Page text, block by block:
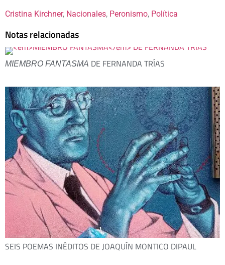
Cristina Kirchner, Nacionales, Peronismo, Política
Notas relacionadas
MIEMBRO FANTASMA DE FERNANDA TRÍAS
SEIS POEMAS INÉDITOS DE JOAQUÍN MONTICO DIPAUL